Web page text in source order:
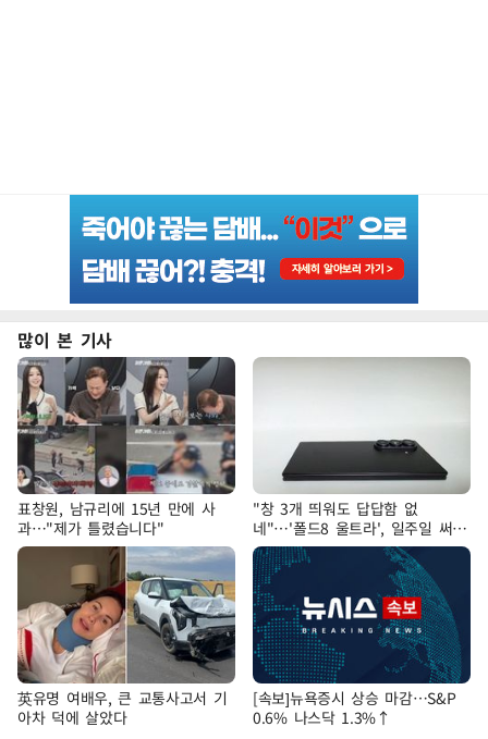
많이 본 기사
표창원, 남규리에 15년 만에 사
과…"제가 틀렸습니다"
"창 3개 띄워도 답답함 없
네"…'폴드8 울트라', 일주일 써보
니
英유명 여배우, 큰 교통사고서 기
아차 덕에 살았다
[속보]뉴욕증시 상승 마감…S&P
0.6% 나스닥 1.3%↑